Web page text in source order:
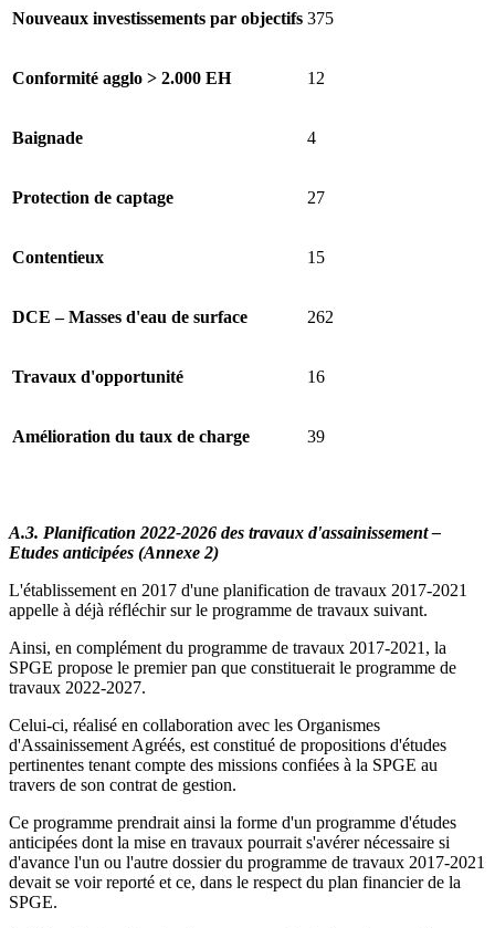
Nouveaux investissements par objectifs 375
Conformité agglo > 2.000 EH 12
Baignade 4
Protection de captage 27
Contentieux 15
DCE – Masses d'eau de surface 262
Travaux d'opportunité 16
Amélioration du taux de charge 39
A.3. Planification 2022-2026 des travaux d'assainissement –
Etudes anticipées (Annexe 2)
L'établissement en 2017 d'une planification de travaux 2017-2021
appelle à déjà réfléchir sur le programme de travaux suivant.
Ainsi, en complément du programme de travaux 2017-2021, la
SPGE propose le premier pan que constituerait le programme de
travaux 2022-2027.
Celui-ci, réalisé en collaboration avec les Organismes
d'Assainissement Agréés, est constitué de propositions d'études
pertinentes tenant compte des missions confiées à la SPGE au
travers de son contrat de gestion.
Ce programme prendrait ainsi la forme d'un programme d'études
anticipées dont la mise en travaux pourrait s'avérer nécessaire si
d'avance l'un ou l'autre dossier du programme de travaux 2017-2021
devait se voir reporté et ce, dans le respect du plan financier de la
SPGE.